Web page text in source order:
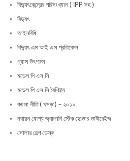
বিদ্যুৎকেন্দ্রের পরিসংখ্যান ( IPP সহ )
বিদ্যুৎ
আইনবিধি
বিদ্যুৎ এম আই এস প্রতিবেদন
গ্যাস উৎপাদন
মডেল পি এস সি
মডেল পি এস সি বৈশিষ্ট্য
কয়লা নীতি ( খসড়া) – ২০১০
নবায়ন যোগ্য জ্বালানি স্টেক হোল্ডার ডাটাবেইজ
সোলার হেল্প ডেস্ক